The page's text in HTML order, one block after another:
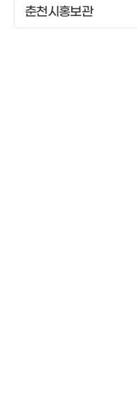
춘천시홍보관